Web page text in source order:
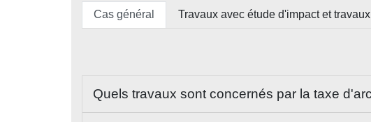
Cas général Travaux avec étude d'impact et
Quels travaux sont concernés par la taxe